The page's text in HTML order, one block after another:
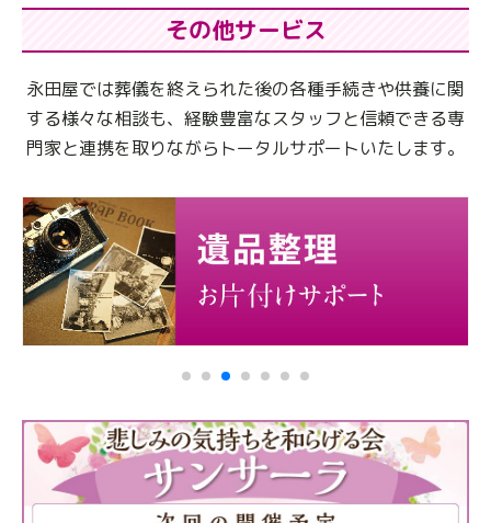
その他サービス
永田屋では葬儀を終えられた後の各種手続きや供養に関
する様々な相談も、 経験豊富なスタッフと信頼できる専
門家と連携を取りながらトータルサポートいたします。